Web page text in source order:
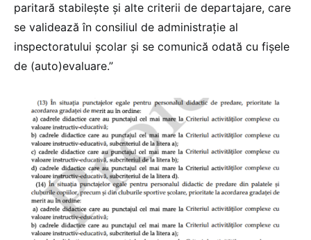
paritară stabilește și alte criterii de departajare, care
se validează în consiliul de administraţie al
inspectoratului şcolar și se comunică odată cu fișele
de (auto)evaluare.”